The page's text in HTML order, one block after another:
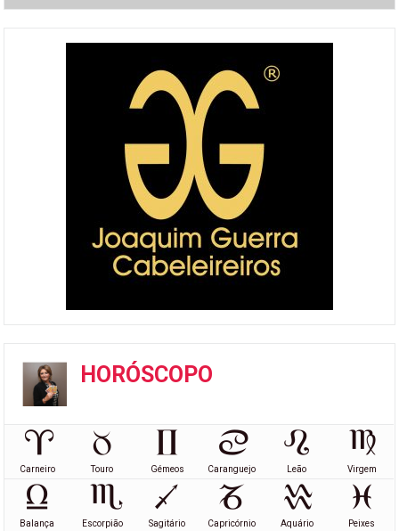
HORÓSCOPO
Carneiro Touro Gémeos Caranguejo Leão Virgem
Balança Escorpião Sagitário Capricórnio Aquário Peixes